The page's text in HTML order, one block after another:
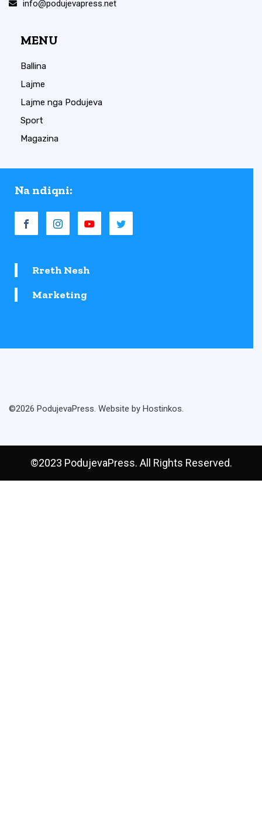
info@podujevapress.net
MENU
Ballina
Lajme
Lajme nga Podujeva
Sport
Magazina
Na ndiqni:
Rreth Nesh
Marketing
©2026 PodujevaPress. Website by Hostinkos.
©2023 PodujevaPress. All Rights Reserved.